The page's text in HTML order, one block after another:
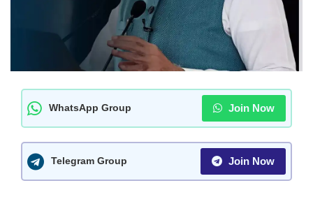
WhatsApp Group Join Now
Telegram Group Join Now